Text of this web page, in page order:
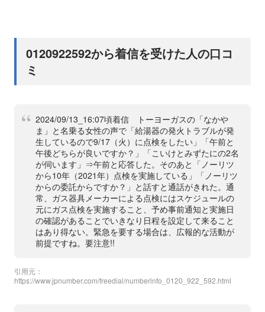
0120922592から着信を受けた人の口コ
ミ
2024/09/13_16:07頃着信 トーヨーガスの「なかや
ま」と名乗る女性の声で「給湯器の発火トラブルが発
生しているので9/17（火）に点検をしたい」「午前と
午後どちらが良いですか？」「こいけとみずたにの2名
が伺います」⇒午前と応答した。そのあと「ノーリツ
から10年（2021年）点検を実施している」「ノーリツ
からの委託からですか？」と話すと通話がきれた。通
常、ガス器具メーカーによる点検にはスケジュールの
元にガス点検を実施すること、予め事前通知と実施日
の確認があることでいきなり日程を設定して来ること
はあり得ない。緊急を要する場合は、広報的な活動が
前提ですね。要注意!!
引用元：
https://www.jpnumber.com/freedial/numberinfo_0120_922_592.html